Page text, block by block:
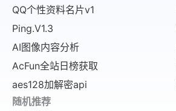
成到现有的项目
返回的文案为中
接口提供详细的
文档和示例代
码，方便开发人
员快速上手和使
用。 全面覆盖：
接口功能丰富，
QQ个性资料名片v1
Ping.V1.3
AI图像内容分析
AcFun全站日榜获取
aes128加解密api
随机推荐